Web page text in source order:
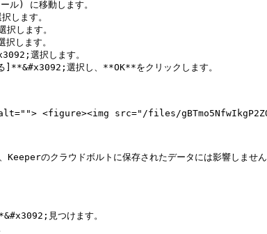
) に移動します。
ます。
します。
します。
選択します。
選択し、**OK**をクリックします。
<figure><img src="/files/
のクラウドボルトに保存されたデータには影響しません
見つけます。